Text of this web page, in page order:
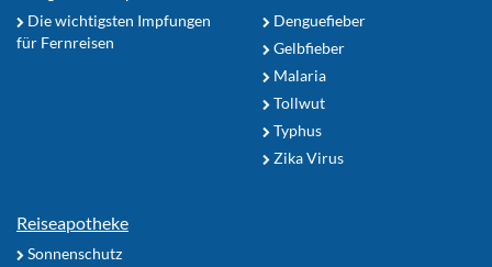
Die wichtigsten Impfungen
für Fernreisen
Denguefieber
Gelbfieber
Malaria
Tollwut
Typhus
Zika Virus
Reiseapotheke
Sonnenschutz